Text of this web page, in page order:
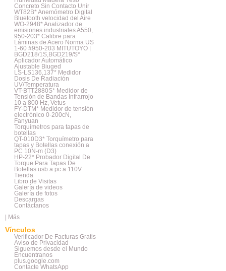
Concreto Sin Contacto Unir
WT82B* Anemómetro Digital
Bluetooth velocidad del Aire
WO-2948* Analizador de
emisiones industriales A550,
950-203* Calibre para
Láminas de Acero Norma US
1-60 #950-203 MITUTOYO |
BGD218/1S,BGD219/S*
Aplicador Automático
Ajustable Biuged
LS-LS136,137* Medidor
Dosis De Radiación
UV/Temperatura
VT-BTT2880S* Medidor de
Tensión de Bandas Infrarrojo
10 a 800 Hz, Vetus
FY-DTM* Medidor de tensión
electrónico 0-200cN,
Fanyuan
Torquimetros para tapas de
botellas
QT-010D3* Torquímetro para
tapas y Botellas conexión a
PC 10N-m (D3)
HP-22* Probador Digital De
Torque Para Tapas De
Botellas usb a pc a 110V
Tienda
Libro de Visitas
Galería de videos
Galería de fotos
Descargas
Contáctanos
Más
Vínculos
Verificador De Facturas Gratis
Aviso de Privacidad
Siguemos desde el Mundo
Encuentranos
plus.google.com
Contacte WhatsApp